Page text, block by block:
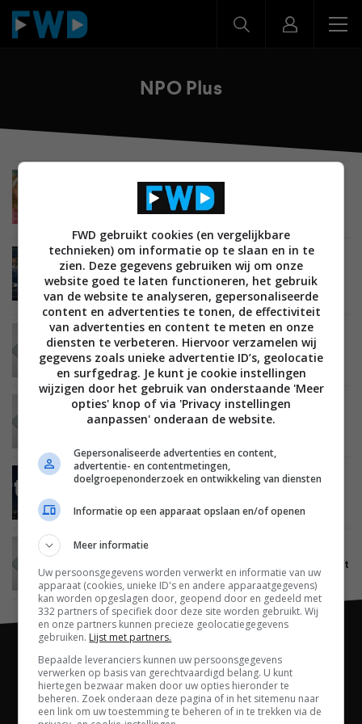
NPO Plus
TIPS EN ADVIES ENTERTAINMENT
Zo optimaliseer je je profielen voor
NIEUWS
DIGITALE TV
STREAMINGDIENSTEN
18 OKTOBER 2023
NPO Start op de schop: nieuwe mobiele en tv-
apps op komst
‘NPO wil concurrentie met Netflix en Videoland
aangaan’
ENTERTAINMENT 29 JANUARI 2014
NPO Plus app krijgt Chromecast en Airplay
ENTERTAINMENT 15 NOVEMBER 2013
Publieke Omroep, RTL en SBS
ENTERTAINMENT
NPO Plus: betaalde versie van Uitzending Gemist
in 2014 van start
FWD gebruikt cookies (en vergelijkbare
technieken) om informatie op te slaan en in te
zien. Deze gegevens gebruiken wij om onze
website goed te laten functioneren, het gebruik
van de website te analyseren, gepersonaliseerde
content en advertenties te tonen, de effectiviteit
van advertenties en content te meten en onze
diensten te verbeteren. Hiervoor verzamelen wij
gegevens zoals unieke advertentie ID’s, geolocatie
en surfgedrag. Je kunt je cookie instellingen
wijzigen door het gebruik van onderstaande 'Meer
opties' knop of via 'Privacy instellingen
aanpassen' onderaan de website.
Gepersonaliseerde advertenties en content,
advertentie- en contentmetingen,
doelgroepenonderzoek en ontwikkeling van diensten
Informatie op een apparaat opslaan en/of openen
Meer informatie
Uw persoonsgegevens worden verwerkt en informatie van uw
apparaat (cookies, unieke ID's en andere apparaatgegevens)
kan worden opgeslagen door, geopend door en gedeeld met
332 partners of specifiek door deze site worden gebruikt. Wij
en onze partners kunnen precieze geolocatiegegevens
gebruiken. Lijst met partners.
Bepaalde leveranciers kunnen uw persoonsgegevens
verwerken op basis van gerechtvaardigd belang. U kunt
hiertegen bezwaar maken door uw opties hieronder te
beheren. Zoek onderaan deze pagina of in het sitemenu naar
een link om uw toestemming te beheren of in te trekken via de